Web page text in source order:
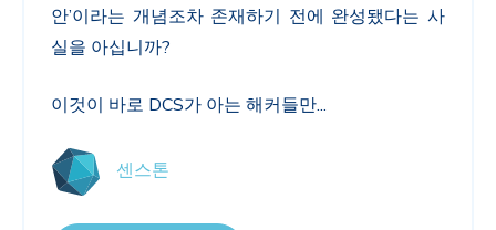
안’이라는 개념조차 존재하기 전에 완성됐다는 사
실을 아십니까?
이것이 바로 DCS가 아는 해커들만...
센스톤